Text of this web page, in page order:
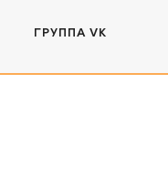
ГРУППА VK